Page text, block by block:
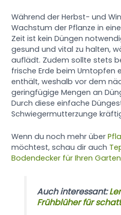
Während der Herbst- und
Wachstum der Pflanze in
Zeit ist kein Düngen
gesund und vital zu halten,
auflädt. Zudem sollte stets
frische Erde beim Umtopfen
enthält, weshalb vor dem
geringfügige Mengen an
Durch diese einfache
Schwiegermutterzunge
Wenn du noch mehr über
möchtest, schau dir auch
Bodendecker für Ihren Garten
Auch interessant:
Frühblüher für